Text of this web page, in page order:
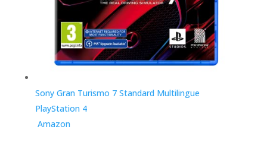
Sony Gran Turismo 7 Standard Multilingue
PlayStation 4